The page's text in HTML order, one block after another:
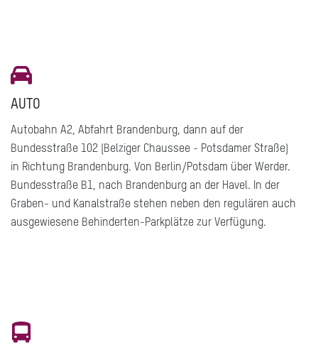
AUTO
Autobahn A2, Abfahrt Brandenburg, dann auf der
Bundesstraße 102 (Belziger Chaussee - Potsdamer Straße)
in Richtung Brandenburg. Von Berlin/Potsdam über Werder.
Bundesstraße B1, nach Brandenburg an der Havel. In der
Graben- und Kanalstraße stehen neben den regulären auch
ausgewiesene Behinderten-Parkplätze zur Verfügung.